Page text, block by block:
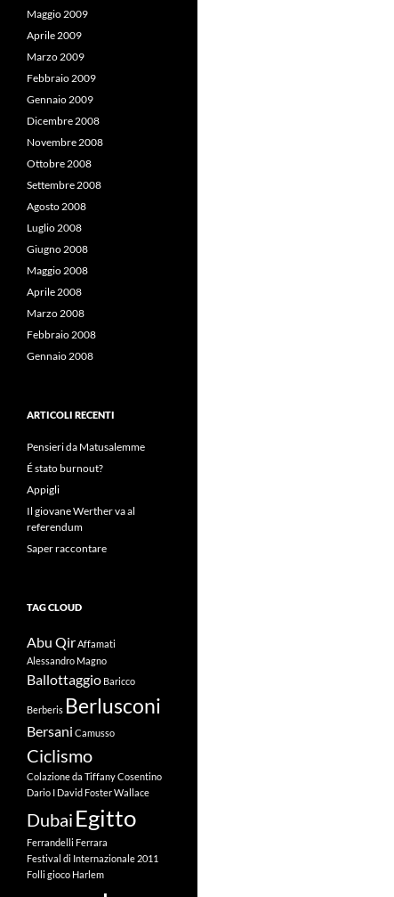
Maggio 2009
Aprile 2009
Marzo 2009
Febbraio 2009
Gennaio 2009
Dicembre 2008
Novembre 2008
Ottobre 2008
Settembre 2008
Agosto 2008
Luglio 2008
Giugno 2008
Maggio 2008
Aprile 2008
Marzo 2008
Febbraio 2008
Gennaio 2008
ARTICOLI RECENTI
Pensieri da Matusalemme
É stato burnout?
Appigli
Il giovane Werther va al
referendum
Saper raccontare
TAG CLOUD
Abu QirAffamati
Alessandro Magno
Ballottaggio Baricco
Berberis Berlusconi
Bersani Camusso
Ciclismo
Colazione da TiffanyCosentino
Dario I David Foster Wallace
Dubai Egitto
Ferrandelli Ferrara
Festival di Internazionale 2011
Folli gioco Harlem